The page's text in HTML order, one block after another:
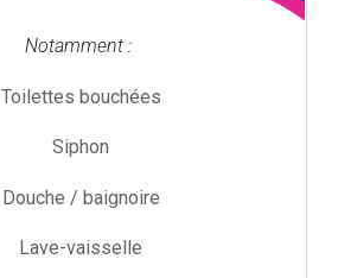
Notamment :
Toilettes bouchées
Siphon
Douche / baignoire
Lave-vaisselle